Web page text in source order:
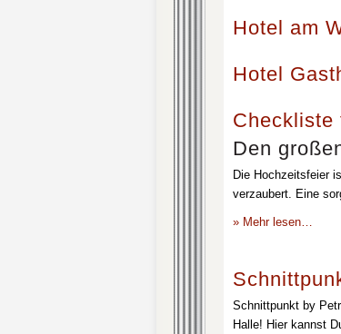
Hotel am
Hotel
Checkliste
Den
Die Hochzeitsfeier
verzaubert. Eine
» Mehr lesen…
Schnittpunkt by
Halle! Hier kannst